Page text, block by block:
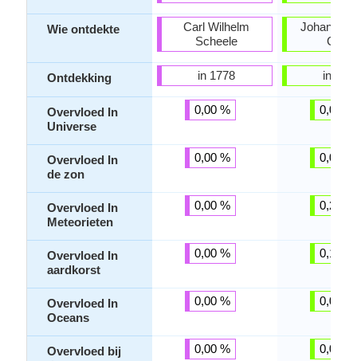
Wie ontdekte
Ontdekking
Overvloed In
Universe
Overvloed In
de zon
Overvloed In
Meteorieten
Overvloed In
aardkorst
Overvloed In
Oceans
Overvloed bij
Carl Wilhelm
Scheele
in 1778
0,00 %
0,00 %
0,00 %
0,00 %
0,00 %
0,00 %
Johann
Gahn
in
0,00 %
0,00 %
0,27 %
0,11 %
0,00 %
0,00 %